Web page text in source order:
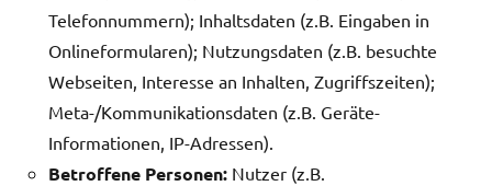
Telefonnummern); Inhaltsdaten (z.B. Eingaben in
Onlineformularen); Nutzungsdaten (z.B. besuchte
Webseiten, Interesse an Inhalten, Zugriffszeiten);
Meta-/Kommunikationsdaten (z.B. Geräte-
Informationen, IP-Adressen).
Betroffene Personen: Nutzer (z.B.